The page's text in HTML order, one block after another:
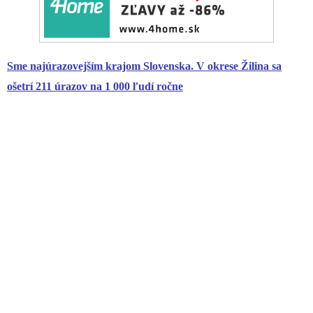
Sme najúrazovejším krajom Slovenska. V okrese Žilina sa
ošetrí 211 úrazov na 1 000 ľudí ročne